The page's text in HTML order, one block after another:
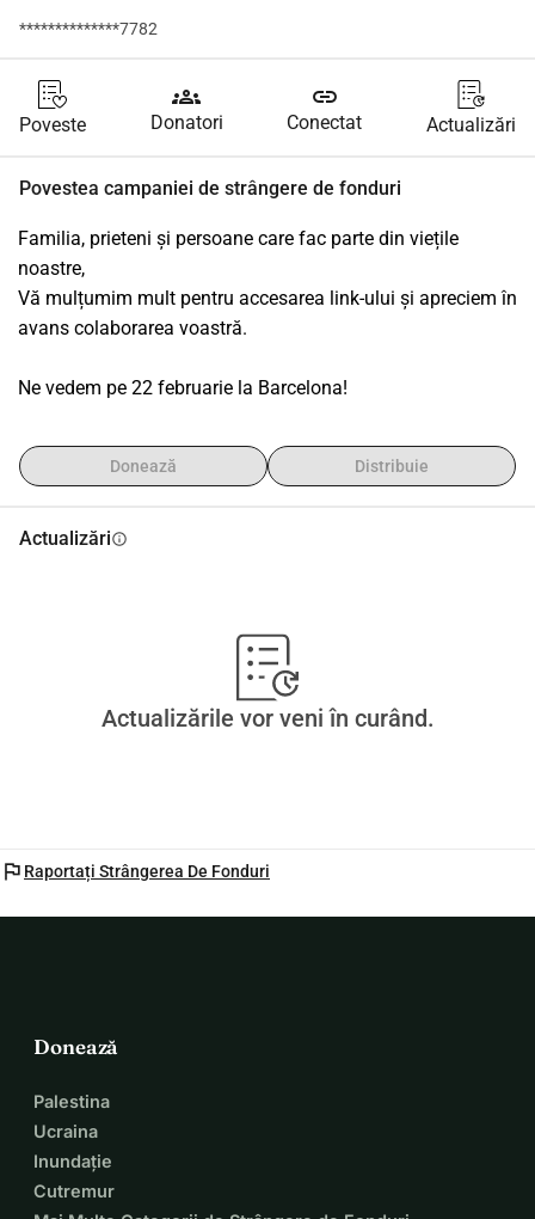
**************7782
Poveste
groups
Donatori
link
Conectat Actualizări
Povestea campaniei de strângere de fonduri
Familia, prieteni și persoane care fac parte din viețile
noastre,
Vă mulțumim mult pentru accesarea link-ului și apreciem în
avans colaborarea voastră.
Ne vedem pe 22 februarie la Barcelona!
Donează Distribuie
Actualizăriinfo
Actualizările vor veni în curând.
flag Raportați Strângerea De Fonduri
Donează
Palestina
Ucraina
Inundație
Cutremur